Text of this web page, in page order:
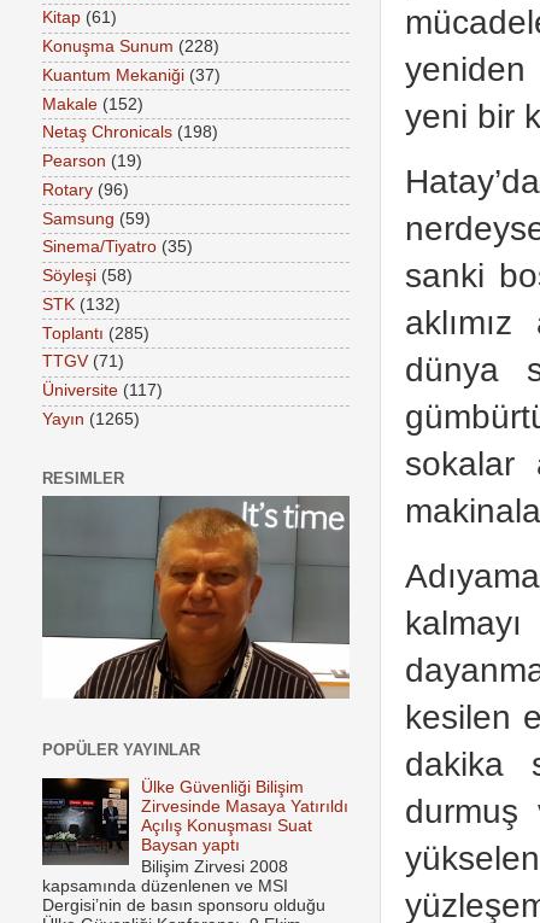
yeniden
yeni bir
sanki
dünya
sokalar
kesilen
dakika
durmuş
Kitap (61)
Konuşma Sunum (228)
Kuantum Mekaniği (37)
Makale (152)
Netaş Chronicals (198)
Pearson (19)
Rotary (96)
Samsung (59)
Sinema/Tiyatro (35)
Söyleşi (58)
STK (132)
Toplantı (285)
TTGV (71)
Üniversite (117)
Yayın (1265)
RESIMLER
POPÜLER YAYINLAR
Ülke Güvenliği Bilişim
Zirvesinde Masaya Yatırıldı
Açılış Konuşması Suat
Baysan yaptı
Bilişim Zirvesi 2008
kapsamında düzenlenen ve MSI
Dergisi’nin de basın sponsoru olduğu